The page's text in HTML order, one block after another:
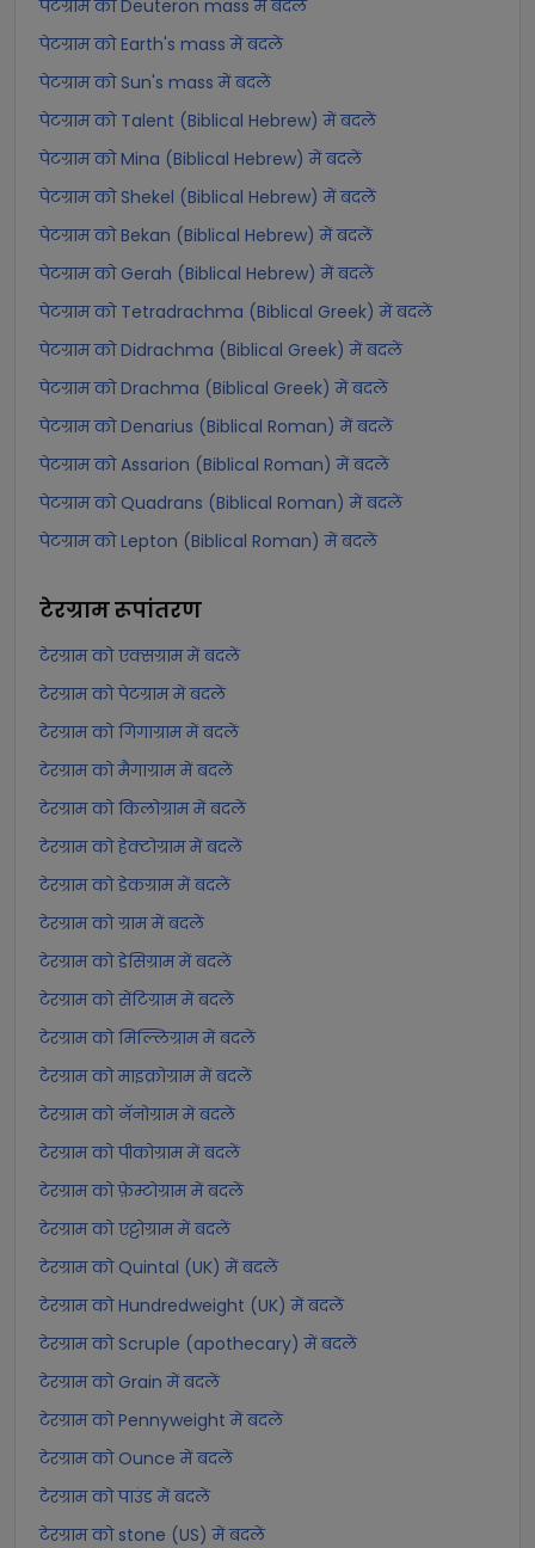
पेटग्राम को Deuteron mass में बदलें
पेटग्राम को Earth's mass में बदलें
पेटग्राम को Sun's mass में बदलें
पेटग्राम को Talent (Biblical Hebrew) में बदलें
पेटग्राम को Mina (Biblical Hebrew) में बदलें
पेटग्राम को Shekel (Biblical Hebrew) में बदलें
पेटग्राम को Bekan (Biblical Hebrew) में बदलें
पेटग्राम को Gerah (Biblical Hebrew) में बदलें
पेटग्राम को Tetradrachma (Biblical Greek) में बदलें
पेटग्राम को Didrachma (Biblical Greek) में बदलें
पेटग्राम को Drachma (Biblical Greek) में बदलें
पेटग्राम को Denarius (Biblical Roman) में बदलें
पेटग्राम को Assarion (Biblical Roman) में बदलें
पेटग्राम को Quadrans (Biblical Roman) में बदलें
पेटग्राम को Lepton (Biblical Roman) में बदलें
टेरग्रामरूपांतरण
टेरग्राम को एक्सग्राम में बदलें
टेरग्राम को पेटग्राम में बदलें
टेरग्राम को गिगाग्राम में बदलें
टेरग्राम को मैगाग्राम में बदलें
टेरग्राम को किलोग्राम में बदलें
टेरग्राम को हेक्टोग्राम में बदलें
टेरग्राम को डेकग्राम में बदलें
टेरग्राम को ग्राम में बदलें
टेरग्राम को डेसिग्राम में बदलें
टेरग्राम को सेंटिग्राम में बदलें
टेरग्राम को मिल्लिग्राम में बदलें
टेरग्राम को माइक्रोग्राम में बदलें
टेरग्राम को नॅनोग्राम में बदलें
टेरग्राम को पीकोग्राम में बदलें
टेरग्राम को फ़ेम्टोग्राम में बदलें
टेरग्राम को एट्टोग्राम में बदलें
टेरग्राम को Quintal (UK) में बदलें
टेरग्राम को Hundredweight (UK) में बदलें
टेरग्राम को Scruple (apothecary) में बदलें
टेरग्राम को Grain में बदलें
टेरग्राम को Pennyweight में बदलें
टेरग्राम को Ounce में बदलें
टेरग्राम को पाउंड में बदलें
टेरग्राम को stone (US) में बदलें